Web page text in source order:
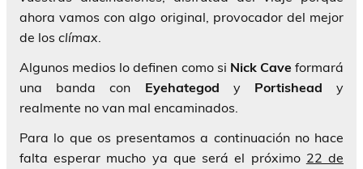
ahora vamos con algo original, provocador del mejor
de los clímax.
Algunos medios lo definen como si Nick Cave formará
una banda con Eyehategod y Portishead y
realmente no van mal encaminados.
Para lo que os presentamos a continuación no hace
falta esperar mucho ya que será el próximo 22 de